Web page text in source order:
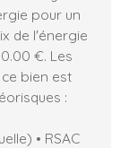
pour un
de l'énergie
€. Les
bien est
:
• RSAC